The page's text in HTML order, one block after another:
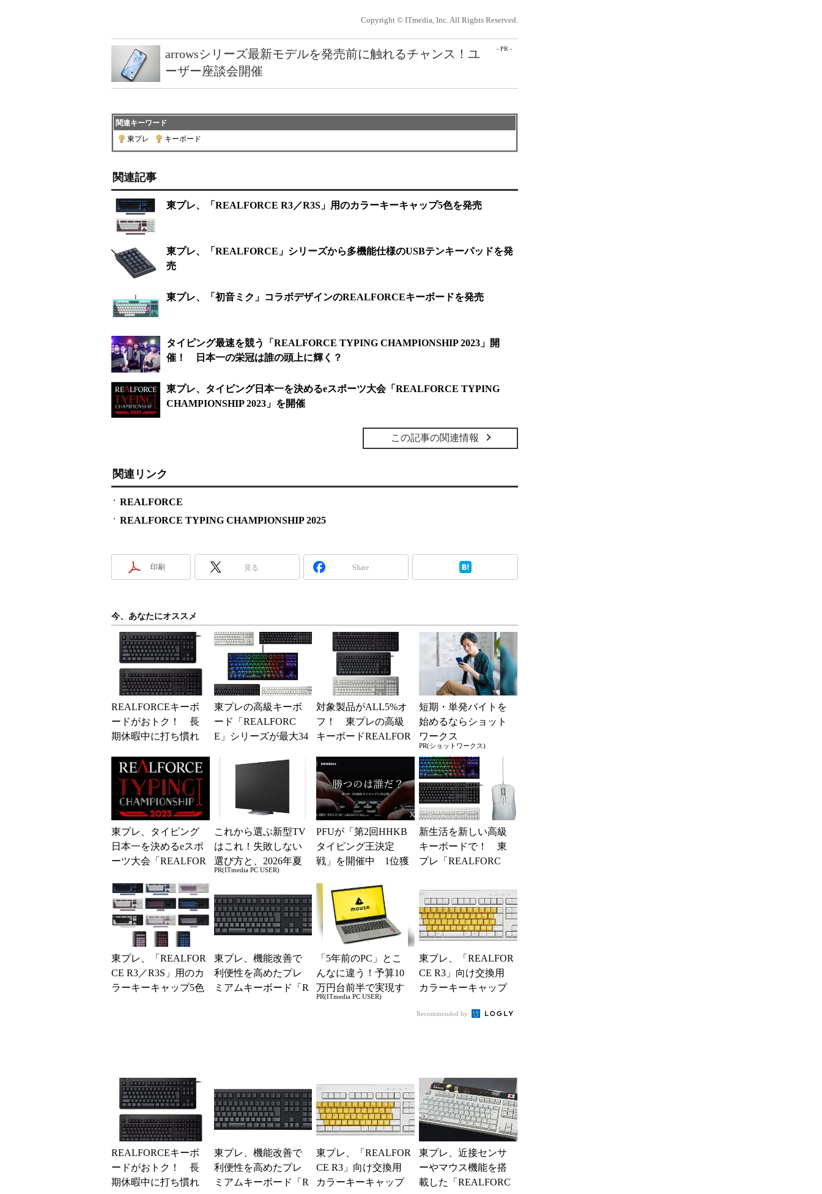
Copyright © ITmedia, Inc. All Rights Reserved.
- PR -
arrowsシリーズ最新モデルを発売前に触れるチャンス！ユ
ーザー座談会開催
関連キーワード
東プレ
キーボード
関連記事
東プレ、「REALFORCE R3／R3S」用のカラーキーキャップ5色を発売
東プレ、「REALFORCE」シリーズから多機能仕様のUSBテンキーパッドを発
売
東プレ、「初音ミク」コラボデザインのREALFORCEキーボードを発売
タイピング最速を競う「REALFORCE TYPING CHAMPIONSHIP 2023」開
催！ 日本一の栄冠は誰の頭上に輝く？
東プレ、タイピング日本一を決めるeスポーツ大会「REALFORCE TYPING
CHAMPIONSHIP 2023」を開催
この記事の関連情報
関連リンク
REALFORCE
REALFORCE TYPING CHAMPIONSHIP 2025
印刷 見る Share
今、あなたにオススメ
REALFORCEキーボ
ードがおトク！ 長
期休暇中に打ち慣れ
東プレの高級キーボ
ード「REALFORC
E」シリーズが最大34
キャップは全種類
対象製品がALL5%オ
フ！ 東プレの高級
キーボードREALFOR
に買えるチャンス
短期・単発バイトを
始めるならショット
ワークス
PR(ショットワークス)
東プレ、タイピング
日本一を決めるeスポ
ーツ大会「REALFOR
ONS...
これから選ぶ新型TV
はこれ！失敗しない
選び方と、2026年夏
の一押しモデル
PR(ITmedia PC USER)
PFUが「第2回HHKB
タイピング王決定
戦」を開催中 1位獲
ード4万円分をプ...
新生活を新しい高級
キーボードで！ 東
プレ「REALFORC
フ
東プレ、「REALFOR
CE R3／R3S」用のカ
ラーキーキャップ5色
東プレ、機能改善で
利便性を高めたプレ
ミアムキーボード「R
「5年前のPC」とこ
んなに違う！予算10
万円台前半で実現す
る快適PCライフ
PR(ITmedia PC USER)
東プレ、「REALFOR
CE R3」向け交換用
カラーキーキャップ
Recommended by
REALFORCEキーボ
ードがおトク！ 長
期休暇中に打ち慣れ
東プレ、機能改善で
利便性を高めたプレ
ミアムキーボード「R
東プレ、「REALFOR
CE R3」向け交換用
カラーキーキャップ
東プレ、近接センサ
ーやマウス機能を搭
載した「REALFORC